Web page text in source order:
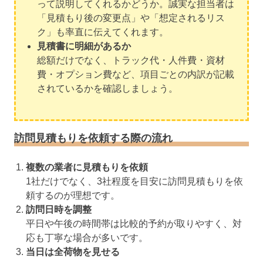
って説明してくれるかどうか。誠実な担当者は
「見積もり後の変更点」や「想定されるリス
ク」も率直に伝えてくれます。
見積書に明細があるか
総額だけでなく、トラック代・人件費・資材
費・オプション費など、項目ごとの内訳が記載
されているかを確認しましょう。
訪問見積もりを依頼する際の流れ
複数の業者に見積もりを依頼
1社だけでなく、3社程度を目安に訪問見積もりを依
頼するのが理想です。
訪問日時を調整
平日や午後の時間帯は比較的予約が取りやすく、対
応も丁寧な場合が多いです。
当日は全荷物を見せる